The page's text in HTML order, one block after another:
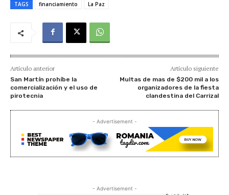
TAGS financiamiento La Paz
Artículo anterior
San Martín prohíbe la
comercialización y el uso de
pirotecnia
Artículo siguiente
Multas de mas de $200 mil a los
organizadores de la fiesta
clandestina del Carrizal
- Advertisement -
- Advertisement -